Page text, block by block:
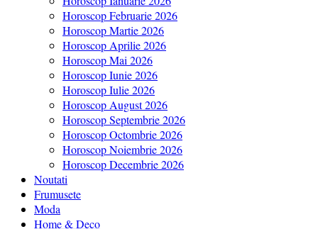
Horoscop Februarie 2026
Horoscop Martie 2026
Horoscop Aprilie 2026
Horoscop Mai 2026
Horoscop Iunie 2026
Horoscop Iulie 2026
Horoscop August 2026
Horoscop Septembrie 2026
Horoscop Octombrie 2026
Horoscop Noiembrie 2026
Horoscop Decembrie 2026
Noutati
Frumusete
Moda
Home & Deco